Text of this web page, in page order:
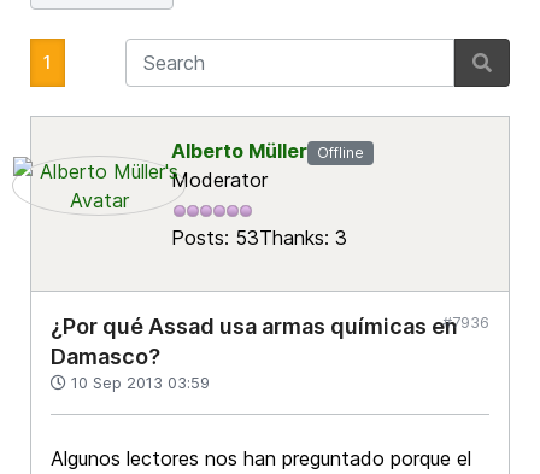
1
Alberto Müller Offline
Moderator
Posts: 53Thanks: 3
¿Por qué Assad usa armas químicas en
Damasco?
10 Sep 2013 03:59
#7936
Algunos lectores nos han preguntado porque el